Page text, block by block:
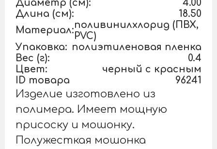
Диаметр (см):
4.00
Длина (см):
18.50
Материал:
поливинилхлорид (ПВХ,
PVC)
Упаковка: полиэтиленовая пленка
Вес (г):
0.4
Цвет:
черный с красным
ID товара
96241
Изделие изготовлено из
полимера. Имеет мощную
присоску и мошонку.
Полужесткая мошонка